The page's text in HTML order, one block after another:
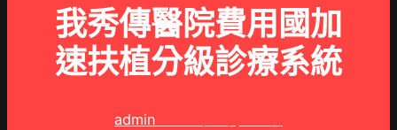
我秀傳醫院費用國加
速扶植分級診療系統
admin